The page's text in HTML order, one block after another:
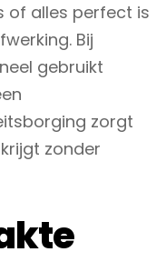
of alles perfect is
Bij
gebruikt
zorgt
zonder